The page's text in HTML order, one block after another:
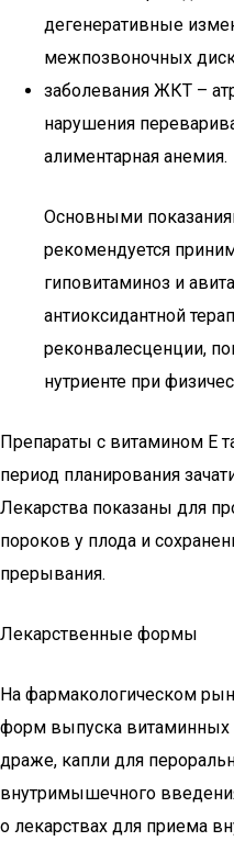
дегенеративные
межпозвоночных
заболевания ЖКТ –
нарушения
алиментарная анемия.
Основными
рекомендуется
гиповитаминоз и
антиоксидантной
реконвалесценции,
нутриенте при
Препараты с витамином E
период планирования
Лекарства показаны для
пороков у плода и
прерывания.
Лекарственные формы
На фармакологическом
форм выпуска витаминных
драже, капли для
внутримышечного
о лекарствах для приема